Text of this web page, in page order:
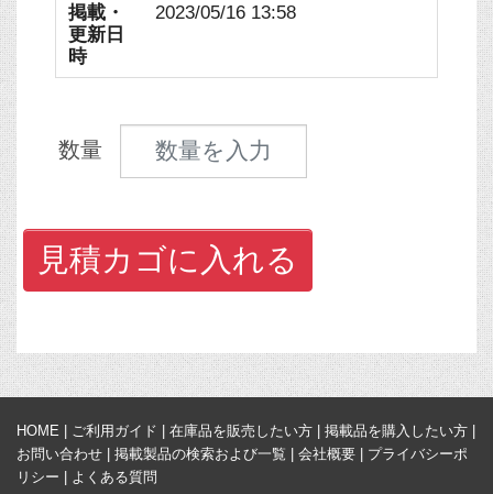
掲載・
更新日
時
2023/05/16 13:58
数量
見積数量
見積カゴに入れる
HOME | ご利用ガイド | 在庫品を販売したい方 | 掲載品を購入したい方 |
お問い合わせ | 掲載製品の検索および一覧 | 会社概要 | プライバシーポ
リシー | よくある質問